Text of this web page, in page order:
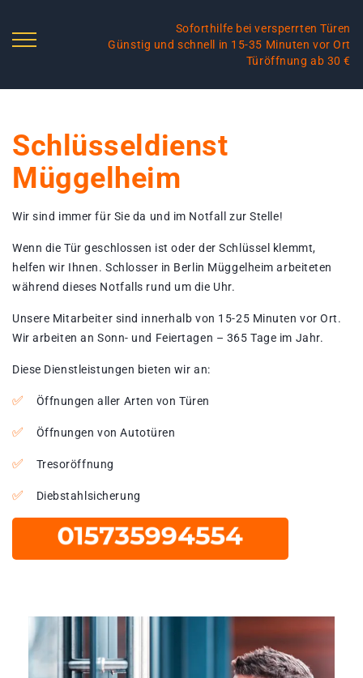
Soforthilfe bei versperrten Türen
Günstig und schnell in 15-35 Minuten vor Ort
Türöffnung ab 30 €
Schlüsseldienst
Müggelheim
Wir sind immer für Sie da und im Notfall zur Stelle!
Wenn die Tür geschlossen ist oder der Schlüssel klemmt,
helfen wir Ihnen. Schlosser in Berlin Müggelheim arbeiteten
während dieses Notfalls rund um die Uhr.
Unsere Mitarbeiter sind innerhalb von 15-25 Minuten vor Ort.
Wir arbeiten an Sonn- und Feiertagen – 365 Tage im Jahr.
Diese Dienstleistungen bieten wir an:
Öffnungen aller Arten von Türen
Öffnungen von Autotüren
Tresoröffnung
Diebstahlsicherung